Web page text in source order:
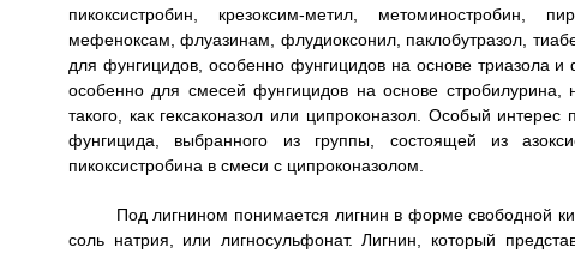
пикоксистробин, крезоксим-метил, метоминостробин,
мефеноксам, флуазинам, флудиоксонил, паклобутразол,
для фунгицидов, особенно фунгицидов на основе триазола
особенно для смесей фунгицидов на основе
такого, как гексаконазол или ципроконазол. Особый
фунгицида, выбранного из группы, состоящей из
пикоксистробина в смеси с ципроконазолом.
Под лигнином понимается лигнин в форме свободной
соль натрия, или лигносульфонат. Лигнин, который